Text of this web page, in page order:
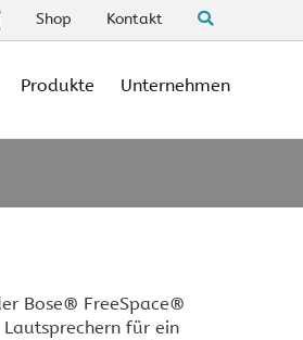
Kontakt
Shop
Produkte Unternehmen
Bose® FreeSpace®
für ein